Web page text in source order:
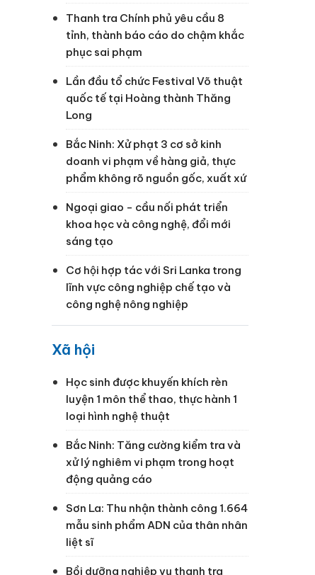
Thanh tra Chính phủ yêu cầu 8
tỉnh, thành báo cáo do chậm khắc
phục sai phạm
Lần đầu tổ chức Festival Võ thuật
quốc tế tại Hoàng thành Thăng
Long
Bắc Ninh: Xử phạt 3 cơ sở kinh
doanh vi phạm về hàng giả, thực
phẩm không rõ nguồn gốc, xuất xứ
Ngoại giao - cầu nối phát triển
khoa học và công nghệ, đổi mới
sáng tạo
Cơ hội hợp tác với Sri Lanka trong
lĩnh vực công nghiệp chế tạo và
công nghệ nông nghiệp
Xã hội
Học sinh được khuyến khích rèn
luyện 1 môn thể thao, thực hành 1
loại hình nghệ thuật
Bắc Ninh: Tăng cường kiểm tra và
xử lý nghiêm vi phạm trong hoạt
động quảng cáo
Sơn La: Thu nhận thành công 1.664
mẫu sinh phẩm ADN của thân nhân
liệt sĩ
Bồi dưỡng nghiệp vụ thanh tra